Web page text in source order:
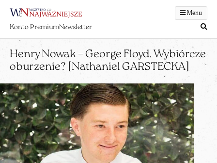
Menu
Konto PremiumNewsletter
Henry Nowak – George Floyd. Wybiórcze
oburzenie? [Nathaniel GARSTECKA]